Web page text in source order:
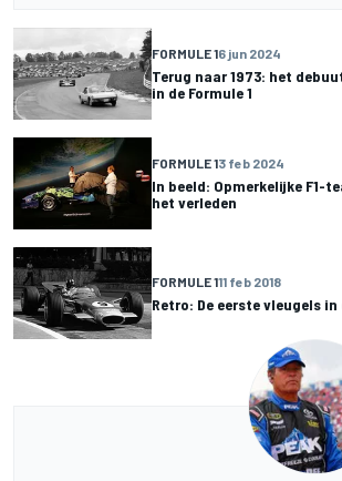
FORMULE 16 jun 2024
Terug naar 1973: het
in de Formule 1
FORMULE 13 feb 2024
In beeld: Opmerkelijke F1-
het verleden
FORMULE 111 feb 2018
Retro: De eerste vleugels in